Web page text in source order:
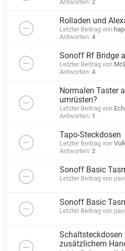
Antworten: 2
Rolladen und
Letzter Beitrag von
Antworten: 4
Sonoff Rf Bridge
Letzter Beitrag von
Antworten: 4
Normalen Taster
umrüsten?
Letzter Beitrag von
Antworten: 1
Tapo-Steckdosen
Letzter Beitrag von
Antworten: 2
Sonoff Basic
Letzter Beitrag von
Sonoff Basic
Letzter Beitrag von
zusätzlichem